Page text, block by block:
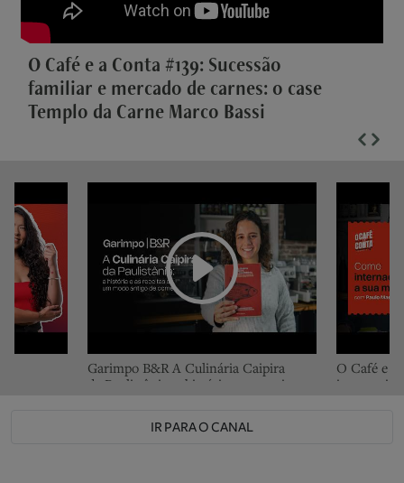
O Café e a Conta #139: Sucessão
familiar e mercado de carnes: o case
Templo da Carne Marco Bassi
Garimpo B&R A Culinária Caipira
da Paulistânia: a história e as receitas
O Café e a
IR PARA O CANAL